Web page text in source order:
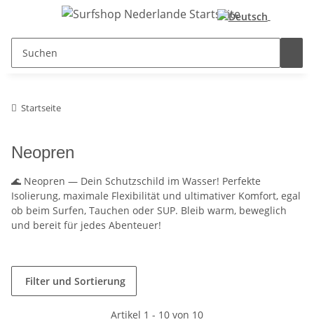
Startseite
Neopren
🌊 Neopren — Dein Schutzschild im Wasser! Perfekte
Isolierung, maximale Flexibilität und ultimativer Komfort, egal
ob beim Surfen, Tauchen oder SUP. Bleib warm, beweglich
und bereit für jedes Abenteuer!
Filter und Sortierung
Artikel 1 - 10 von 10